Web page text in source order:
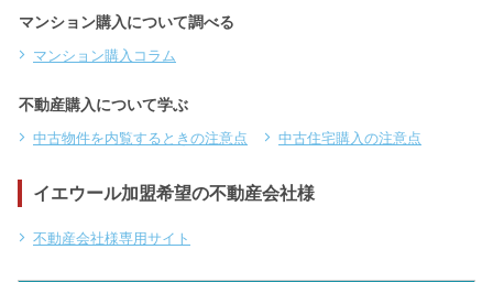
マンション購入について調べる
マンション購入コラム
不動産購入について学ぶ
中古物件を内覧するときの注意点 中古住宅購入の注意点
イエウール加盟希望の不動産会社様
不動産会社様専用サイト